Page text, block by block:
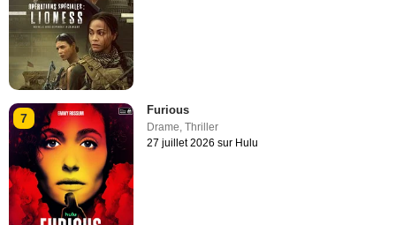
7
Furious
Drame,Thriller
27 juillet 2026 sur Hulu